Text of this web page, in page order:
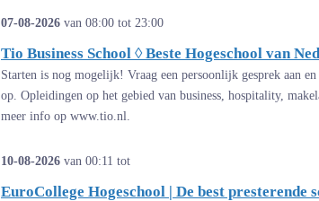
07-08-2026 van 08:00 tot 23:00
Tio Business School ◊ Beste Hogeschool van
Starten is nog mogelijk! Vraag een persoonlijk gesprek aan
op. Opleidingen op het gebied van business, hospitality,
meer info op www.tio.nl.
10-08-2026 van 00:11 tot
EuroCollege Hogeschool | De best presterende